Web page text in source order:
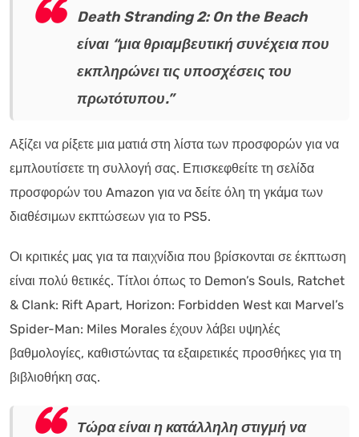
Death Stranding 2: On the Beach
είναι “μια θριαμβευτική συνέχεια που
εκπληρώνει τις υποσχέσεις του
πρωτότυπου.”
Αξίζει να ρίξετε μια ματιά στη λίστα των προσφορών για να
εμπλουτίσετε τη συλλογή σας. Επισκεφθείτε τη σελίδα
προσφορών του Amazon για να δείτε όλη τη γκάμα των
διαθέσιμων εκπτώσεων για το PS5.
Οι κριτικές μας για τα παιχνίδια που βρίσκονται σε έκπτωση
είναι πολύ θετικές. Τίτλοι όπως το Demon’s Souls, Ratchet
& Clank: Rift Apart, Horizon: Forbidden West και Marvel’s
Spider-Man: Miles Morales έχουν λάβει υψηλές
βαθμολογίες, καθιστώντας τα εξαιρετικές προσθήκες για τη
βιβλιοθήκη σας.
Τώρα είναι η κατάλληλη στιγμή να